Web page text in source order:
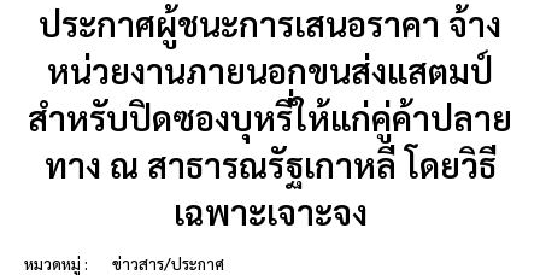
ประกาศผู้ชนะการเสนอราคา จ้าง
หน่วยงานภายนอกขนส่งแสตมป์
สำหรับปิดซองบุหรี่ให้แก่คู่ค้าปลาย
ทาง ณ สาธารณรัฐเกาหลี โดยวิธี
เฉพาะเจาะจง
หมวดหมู่ :
ข่าวสาร/ประกาศ